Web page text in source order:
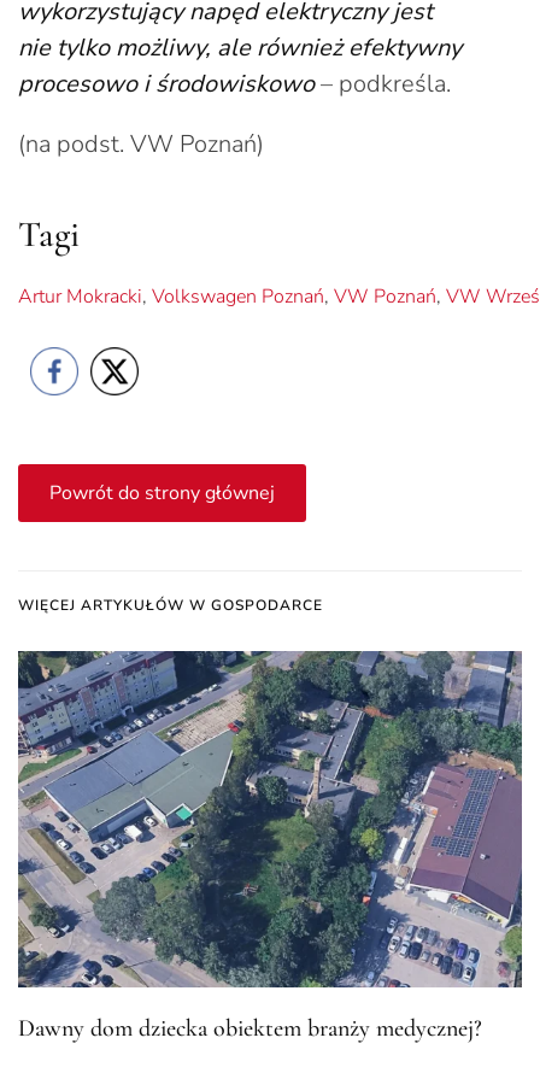
wykorzystujący napęd elektryczny jest
nie tylko możliwy, ale również efektywny
procesowo i środowiskowo– podkreśla.
(na podst. VW Poznań)
Tagi
Artur Mokracki, Volkswagen Poznań, VW Poznań, VW
Powrót do strony głównej
WIĘCEJ ARTYKUŁÓW W GOSPODARCE
Dawny dom dziecka obiektem branży medycznej?